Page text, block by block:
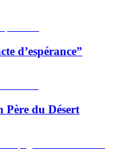
d’espérance”
Père du Désert